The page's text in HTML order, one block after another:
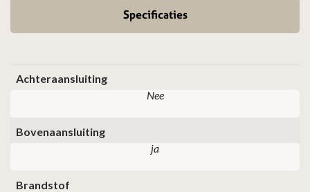
Specificaties
Achteraansluiting
Nee
Bovenaansluiting
ja
Brandstof